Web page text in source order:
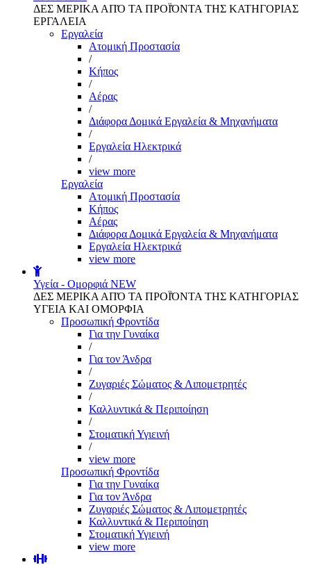
ΔΕΣ ΜΕΡΙΚΑ ΑΠΌ ΤΑ ΠΡΟΪΌΝΤΑ ΤΗΣ ΚΑΤΗΓΟΡΙΑΣ
ΕΡΓΑΛΕΙΑ
Εργαλεία
Aτομική Προστασία
/
Kήπος
/
Αέρας
/
Διάφορα Δομικά Εργαλεία & Μηχανήματα
/
Εργαλεία Ηλεκτρικά
/
view more
Εργαλεία
Aτομική Προστασία
Kήπος
Αέρας
Διάφορα Δομικά Εργαλεία & Μηχανήματα
Εργαλεία Ηλεκτρικά
view more
Υγεία - Ομορφιά NEW
ΔΕΣ ΜΕΡΙΚΑ ΑΠΌ ΤΑ ΠΡΟΪΌΝΤΑ ΤΗΣ ΚΑΤΗΓΟΡΙΑΣ
ΥΓΕΙΑ ΚΑΙ ΟΜΟΡΦΙΑ
Προσωπική Φροντίδα
Για την Γυναίκα
/
Για τον Άνδρα
/
Ζυγαριές Σώματος & Λιπομετρητές
/
Καλλυντικά & Περιποίηση
/
Στοματική Υγιεινή
/
view more
Προσωπική Φροντίδα
Για την Γυναίκα
Για τον Άνδρα
Ζυγαριές Σώματος & Λιπομετρητές
Καλλυντικά & Περιποίηση
Στοματική Υγιεινή
view more